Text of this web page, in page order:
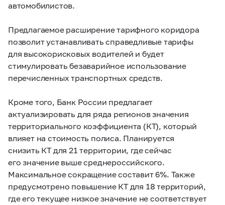
автомобилистов.
Предлагаемое расширение тарифного коридора
позволит устанавливать справедливые тарифы
для высокорисковых водителей и будет
стимулировать безаварийное использование
перечисленных транспортных средств.
Кроме того, Банк России предлагает
актуализировать для ряда регионов значения
территориального коэффициента (КТ), который
влияет на стоимость полиса. Планируется
снизить КТ для 21 территории, где сейчас
его значение выше среднероссийского.
Максимальное сокращение составит 6%. Также
предусмотрено повышение КТ для 18 территорий,
где его текущее низкое значение не соответствует